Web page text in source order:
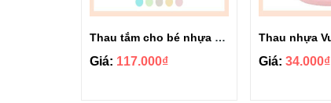
Thau tắm cho bé nhựa Vĩ Hưng SIZE ĐẠI 7535
Giá: 117.000₫ Giá:34.000₫